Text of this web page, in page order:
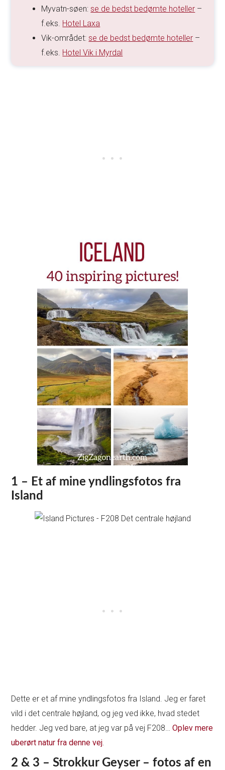
Myvatn-søen:se de bedst bedømte hoteller –
f.eks. Hotel Laxa
Vik-området:se de bedst bedømte hoteller –
f.eks. Hotel Vik i Myrdal
1 – Et af mine yndlingsfotos fra
Island
Dette er et af mine yndlingsfotos fra Island. Jeg er faret
vild i det centrale højland, og jeg ved ikke, hvad stedet
hedder. Jeg ved bare, at jeg var på vej F208…Oplev mere
uberørt natur fra denne vej.
2 & 3 – Strokkur Geyser – fotos af en